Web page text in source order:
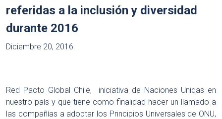
referidas a la inclusión y diversidad
durante 2016
Diciembre 20, 2016
Red Pacto Global Chile, iniciativa de Naciones Unidas en
nuestro país y que tiene como finalidad hacer un llamado a
las compañías a adoptar los Principios Universales de ONU,